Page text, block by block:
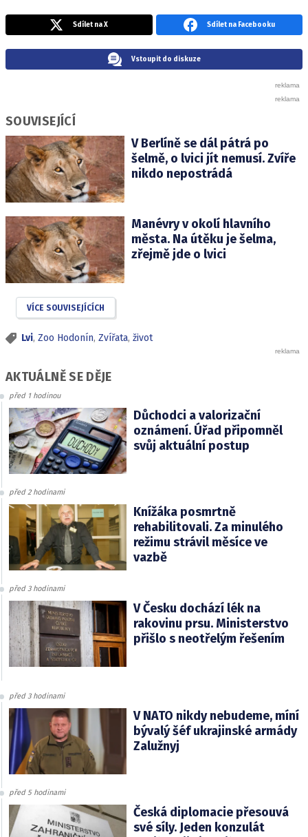
Sdílet na X Sdílet na Facebooku
Vstoupit do diskuze
SOUVISEJÍCÍ
V Berlíně se dál pátrá po
šelmě, o lvici jít nemusí. Zvíře
nikdo nepostrádá
Manévry v okolí hlavního
města. Na útěku je šelma,
zřejmě jde o lvici
VÍCE SOUVISEJÍCÍCH
Lvi, Zoo Hodonín, Zvířata, život
AKTUÁLNĚ SE DĚJE
před 1 hodinou
Důchodci a valorizační
oznámení. Úřad připomněl
svůj aktuální postup
před 2 hodinami
Knížáka posmrtně
rehabilitovali. Za minulého
režimu strávil měsíce ve
vazbě
před 3 hodinami
V Česku dochází lék na
rakovinu prsu. Ministerstvo
přišlo s neotřelým řešením
před 3 hodinami
V NATO nikdy nebudeme, míní
bývalý šéf ukrajinské armády
Zalužnyj
před 5 hodinami
Česká diplomacie přesouvá
své síly. Jeden konzulát